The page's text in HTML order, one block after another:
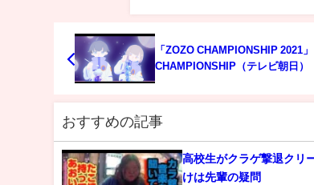
「ZOZO CHAMPIONSHIP 2021
CHAMPIONSHIP（テレビ朝日）
おすすめの記事
高校生がクラゲ撃退ク
けは先輩の疑問